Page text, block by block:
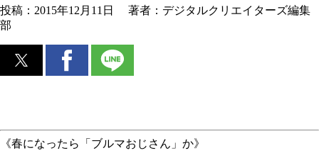
投稿： 2015年12月11日 著者： デジタルクリエイターズ編集
部
《春になったら「ブルマおじさん」か》